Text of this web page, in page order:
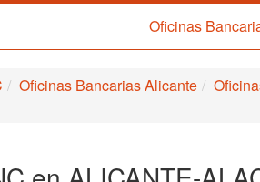
Oficinas
Oficinas Bancarias Alicante